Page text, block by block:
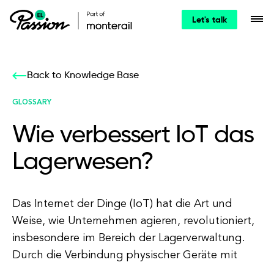
Let's talk
Back to Knowledge Base
GLOSSARY
Wie verbessert IoT das
Lagerwesen?
Das Internet der Dinge (IoT) hat die Art und
Weise, wie Unternehmen agieren, revolutioniert,
insbesondere im Bereich der Lagerverwaltung.
Durch die Verbindung physischer Geräte mit